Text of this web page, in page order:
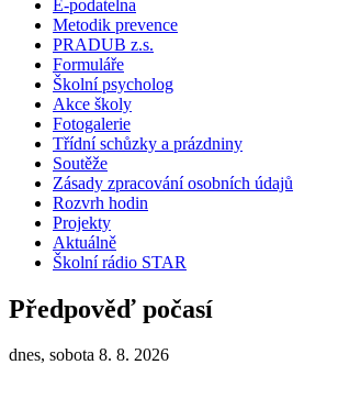
E-podatelna
Metodik prevence
PRADUB z.s.
Formuláře
Školní psycholog
Akce školy
Fotogalerie
Třídní schůzky a prázdniny
Soutěže
Zásady zpracování osobních údajů
Rozvrh hodin
Projekty
Aktuálně
Školní rádio STAR
Předpověď počasí
dnes, sobota 8. 8. 2026